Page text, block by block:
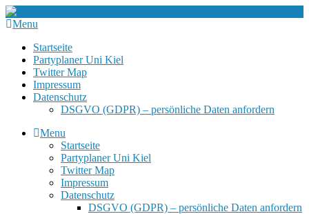
Menu
Startseite
Partyplaner Uni Kiel
Twitter Map
Impressum
Datenschutz
DSGVO (GDPR) – persönliche Daten anfordern
Menu
Startseite
Partyplaner Uni Kiel
Twitter Map
Impressum
Datenschutz
DSGVO (GDPR) – persönliche Daten anfordern